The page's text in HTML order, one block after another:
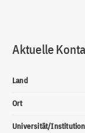
Aktuelle
Land
Ort
Universität/Institution